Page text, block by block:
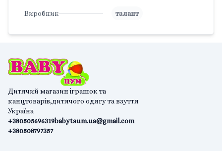
Виробник талант
Дитячий магазин іграшок та
канцтоварів,дитячого одягу та взуття
Україна
+380505696319
+380508797357
babytsum.ua@gmail.com